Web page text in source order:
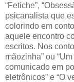
“Fetiche”,
psicanalista que
colorindo em
aquele encontro
escritos. Nos
mãozinha” ou
comunicado em
eletrônicos” e “O